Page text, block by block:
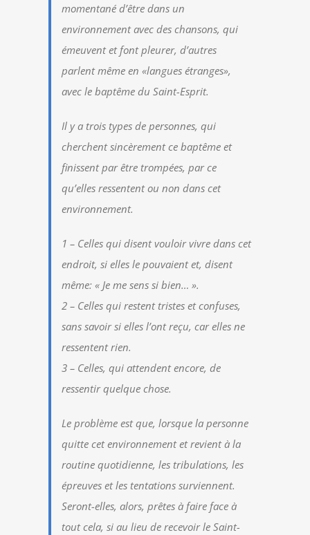
momentané d’être dans un
environnement avec des chansons, qui
émeuvent et font pleurer, d’autres
parlent même en «langues étranges»,
avec le baptême du Saint-Esprit.
Il y a trois types de personnes, qui
cherchent sincèrement ce baptême et
finissent par être trompées, par ce
qu’elles ressentent ou non dans cet
environnement.
1 – Celles qui disent vouloir vivre dans cet
endroit, si elles le pouvaient et, disent
même: « Je me sens si bien… ».
2 – Celles qui restent tristes et confuses,
sans savoir si elles l’ont reçu, car elles ne
ressentent rien.
3 – Celles, qui attendent encore, de
ressentir quelque chose.
Le problème est que, lorsque la personne
quitte cet environnement et revient à la
routine quotidienne, les tribulations, les
épreuves et les tentations surviennent.
Seront-elles, alors, prêtes à faire face à
tout cela, si au lieu de recevoir le Saint-